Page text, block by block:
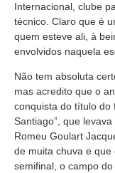
Internacional, clube
técnico. Claro que é
quem esteve ali, à
envolvidos naquela
Não tem absoluta
mas acredito que o
conquista do título do
Santiago”, que
Romeu Goulart
de muita chuva e
semifinal, o campo